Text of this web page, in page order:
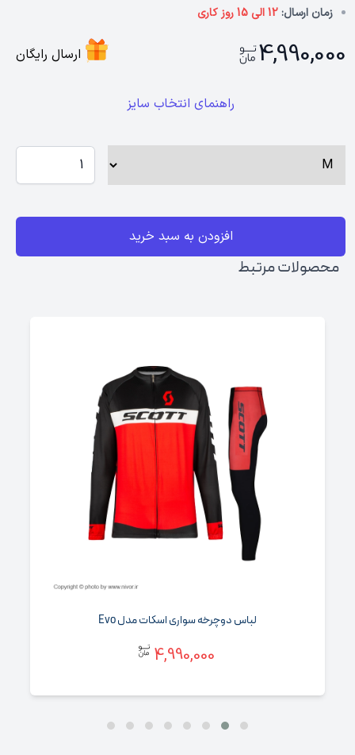
زمان ارسال:12 الی 15 روز کاری
4,990,000 ارسال رایگان
راهنمای انتخاب سایز
افزودن به سبد خرید
محصولات مرتبط
لباس دوچرخه سواری اسکات مدل Evo
4,990,000